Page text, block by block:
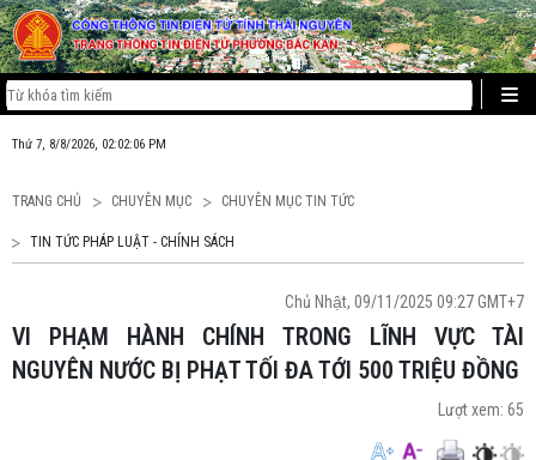
Thứ 7, 8/8/2026, 02:02:06 PM
TRANG CHỦ CHUYÊN MỤC CHUYÊN MỤC TIN TỨC
TIN TỨC PHÁP LUẬT - CHÍNH SÁCH
Chủ Nhật, 09/11/2025 09:27 GMT+7
VI PHẠM HÀNH CHÍNH TRONG LĨNH VỰC TÀI
NGUYÊN NƯỚC BỊ PHẠT TỐI ĐA TỚI 500 TRIỆU ĐỒNG
Lượt xem: 65